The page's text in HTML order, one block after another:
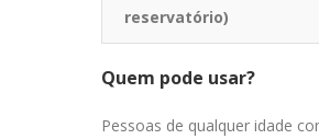
reservatório)
Quem pode usar?
Pessoas de qualquer idade